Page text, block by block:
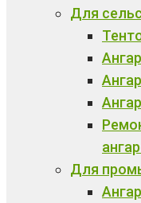
Для
Для